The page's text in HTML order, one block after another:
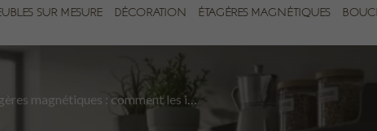
SUR MESURE DÉCORATION ÉTAGÈRES MAGNÉTIQUES
Étagères magnétiques : comment les intégrer dans une déco moderne ?